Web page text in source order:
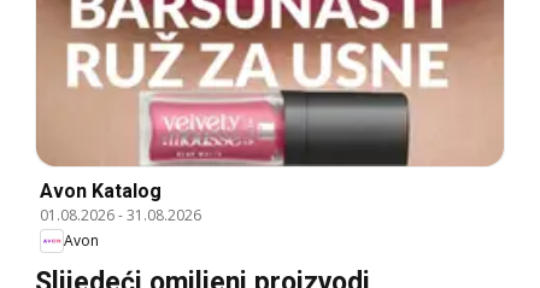
Avon Katalog
01.08.2026-31.08.2026
Avon